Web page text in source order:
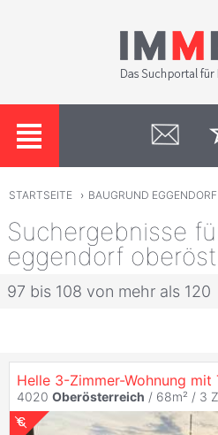
STARTSEITE › BAUGRUND
Suchergebnisse
eggendorf
97 bis 108 von mehr als 120
4020 Oberösterreich / 68m² / 3